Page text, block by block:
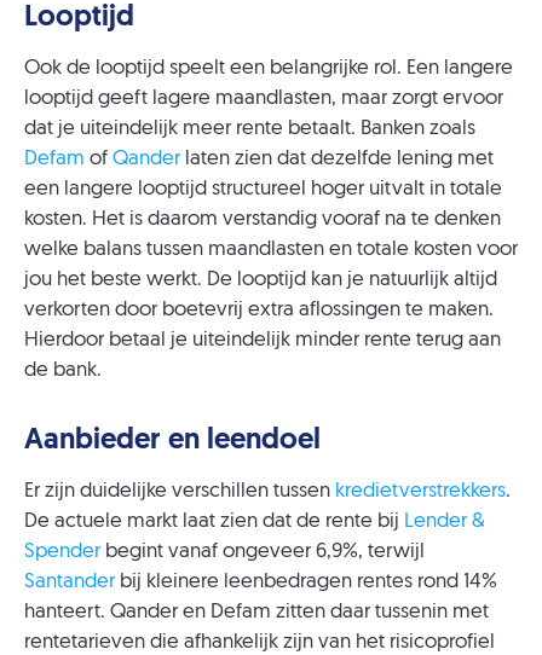
Looptijd
Ook de looptijd speelt een belangrijke rol. Een langere
looptijd geeft lagere maandlasten, maar zorgt ervoor
dat je uiteindelijk meer rente betaalt. Banken zoals
Defam of Qanderlaten zien dat dezelfde lening met
een langere looptijd structureel hoger uitvalt in totale
kosten. Het is daarom verstandig vooraf na te denken
welke balans tussen maandlasten en totale kosten voor
jou het beste werkt. De looptijd kan je natuurlijk altijd
verkorten door boetevrij extra aflossingen te maken.
Hierdoor betaal je uiteindelijk minder rente terug aan
de bank.
Aanbieder en leendoel
Er zijn duidelijke verschillen tussen kredietverstrekkers.
De actuele markt laat zien dat de rente bij Lender &
Spenderbegint vanaf ongeveer 6,9%, terwijl
Santanderbij kleinere leenbedragen rentes rond 14%
hanteert. Qander en Defam zitten daar tussenin met
rentetarieven die afhankelijk zijn van het risicoprofiel